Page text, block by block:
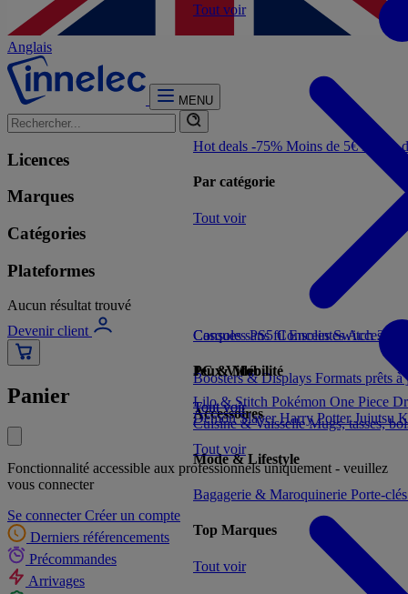
Anglais
MENU
Licences
Marques
Catégories
Plateformes
Aucun résultat trouvé
Devenir client
Panier
Fonctionnalité accessible aux professionnels uniquement - veuillez
vous connecter
Se connecter Créer un compte
Derniers référencements
Précommandes
Arrivages
Hot deals -75% Moins de 5€Moins
Par catégorie
Tout voir
Consoles PS5Consoles Switch 2
Jeux Vidéo
Tout voir
Cuisine & VaisselleMugs, tasses,
Mode & Lifestyle
Bagagerie & Maroquinerie Porte-
Top Marques
Tout voir
Tout voir
Boosters & Displays Formats prêts
Accessoires
Tout voir
Casques sans filEnceintes
PC & Mobilité
Tout voir
Lilo & Stitch Pokémon One Piece
Demon SlayerHarry PotterJujutsu